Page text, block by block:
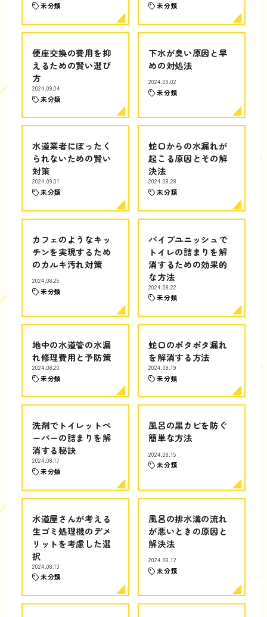
未分類 未分類
便座交換の費用を抑
えるための賢い選び
方
2024.09.04
未分類
下水が臭い原因と早
めの対処法
2024.09.02
未分類
水道業者にぼったく
られないための賢い
対策
2024.09.01
未分類
蛇口からの水漏れが
起こる原因とその解
決法
2024.08.28
未分類
カフェのようなキッ
チンを実現するため
のカルキ汚れ対策
2024.08.25
未分類
パイプユニッシュで
トイレの詰まりを解
消するための効果的
な方法
2024.08.22
未分類
地中の水道管の水漏
れ修理費用と予防策
2024.08.20
未分類
蛇口のポタポタ漏れ
を解消する方法
2024.08.19
未分類
洗剤でトイレットペ
ーパーの詰まりを解
消する秘訣
2024.08.17
未分類
風呂の黒カビを防ぐ
簡単な方法
2024.08.15
未分類
水道屋さんが考える
生ゴミ処理機のデメ
リットを考慮した選
択
2024.08.13
未分類
風呂の排水溝の流れ
が悪いときの原因と
解決法
2024.08.12
未分類